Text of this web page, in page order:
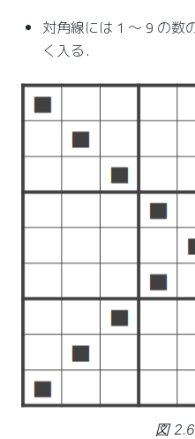
対角線には 1 ～ 9 の数
く入る．
図 2.6